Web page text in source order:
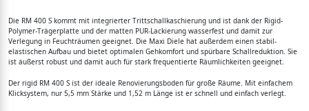
Die RM 400 S kommt mit integrierter Trittschallkaschierung und ist dank der Rigid-
Polymer-Trägerplatte und der matten PUR-Lackierung wasserfest und damit zur
Verlegung in Feuchträumen geeignet. Die Maxi Diele hat außerdem einen stabil-
elastischen Aufbau und bietet optimalen Gehkomfort und spürbare Schallreduktion. Sie
ist äußerst robust und damit auch für stark frequentierte Räumlichkeiten geeignet.
Der rigid RM 400 S ist der ideale Renovierungsboden für große Räume. Mit einfachem
Klicksystem, nur 5,5 mm Stärke und 1,52 m Länge ist er schnell und einfach verlegt.